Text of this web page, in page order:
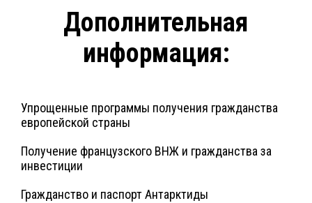
Дополнительная
информация:
Упрощенные программы получения гражданства
европейской страны
Получение французского ВНЖ и гражданства за
инвестиции
Гражданство и паспорт Антарктиды